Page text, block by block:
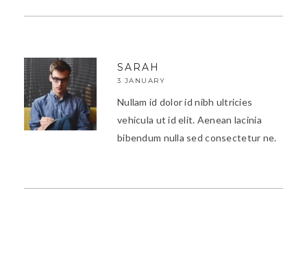
SARAH
3 JANUARY
Nullam id dolor id nibh ultricies
vehicula ut id elit. Aenean lacinia
bibendum nulla sed consectetur ne.